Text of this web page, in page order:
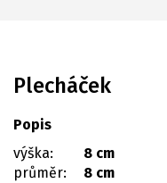
Plecháček
Popis
výška:
8 cm
průměr:
8 cm